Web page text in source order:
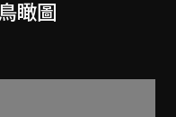
瞰圖